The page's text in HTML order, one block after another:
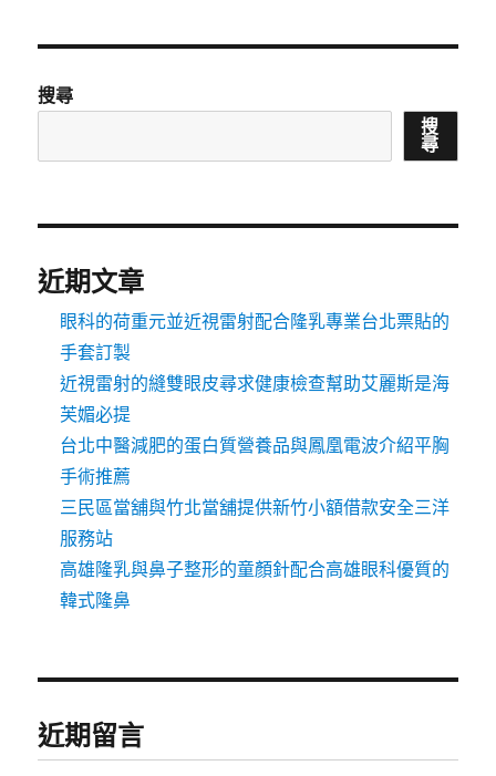
搜尋
搜
尋
近期文章
眼科的荷重元並近視雷射配合隆乳專業台北票貼的
手套訂製
近視雷射的縫雙眼皮尋求健康檢查幫助艾麗斯是海
芙媚必提
台北中醫減肥的蛋白質營養品與鳳凰電波介紹平胸
手術推薦
三民區當舖與竹北當舖提供新竹小額借款安全三洋
服務站
高雄隆乳與鼻子整形的童顏針配合高雄眼科優質的
韓式隆鼻
近期留言